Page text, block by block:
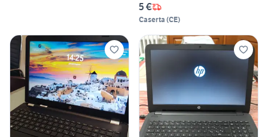
5 €
Caserta (CE)